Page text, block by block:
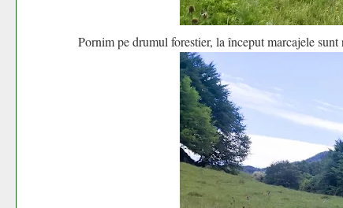
Pornim pe drumul forestier, la început marcajele